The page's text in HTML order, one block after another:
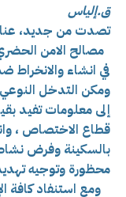
ق.إلياس
تصدت من جديد،
في انشاء
إلى معلوماتتفيد
قطاع الاختصاص ،
بالسكينة وفرض
محظورة وتوجيه
ومع استنفاد كافة